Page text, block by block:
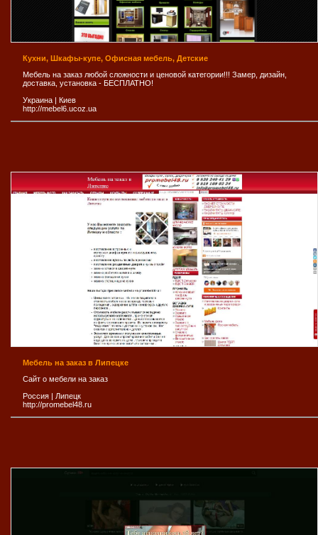
Кухни, Шкафы-купе, Офисная мебель, Детские
Мебель на заказ любой сложности и ценовой категории!!! Замер, дизайн,
доставка, установка - БЕСПЛАТНО!
Украина
Киев
http://mebel6.ucoz.ua
Мебель на заказ в Липецке
Сайт о мебели на заказ
Россия
Липецк
http://promebel48.ru